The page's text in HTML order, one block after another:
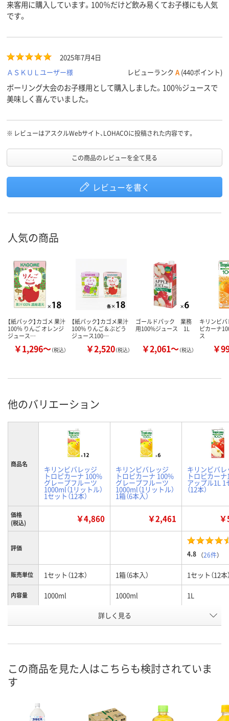
来客用に購入しています。100％だけど飲み易くてお子様にも人気
です。
2025年7月4日
ＡＳＫＵＬユーザー様
レビューランク A (440ポイント)
ボーリング大会のお子様用として購入しました。100％ジュースで
美味しく喜んでいました。
※ レビューはアスクルWebサイト、LOHACOに投稿された内容です。
この商品のレビューを全て見る
レビューを書く
人気の商品
【紙パック】カゴメ 果汁
100％ りんご オレンジ
ジュース…
￥1,296～（税込）
【紙パック】カゴメ果汁
100% りんご＆ぶどう
ジュース100…
￥2,520（税込）
ゴールドパック 業務
用100%ジュース 1L
￥2,061～（税込）
キリンビ
ピカーナ
ス
￥
他のバリエーション
商品名
キリンビバレッジ
トロピカーナ 100%
グレープフルーツ
1000ml（1リットル）
1セット（12本）
キリンビバレッジ
トロピカーナ 100%
グレープフルーツ
1000ml（1リットル）
1箱（6本入）
キリンビバレ
トロピカー
アップル1L 1
（12本）
価格
(税込)
￥4,860 ￥2,461
評価
4.8 （26件）
販売単位 1セット（12本） 1箱（6本入） 1セット（12本
内容量 1000ml 1000ml 1L
グレープフルーツ アップル
号
お届け日
数量
詳しく見る
この商品を見た人はこちらも検討されていま
す